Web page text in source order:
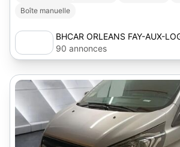
Boîte manuelle
BHCAR ORLEANS FAY-AUX-
90 annonces